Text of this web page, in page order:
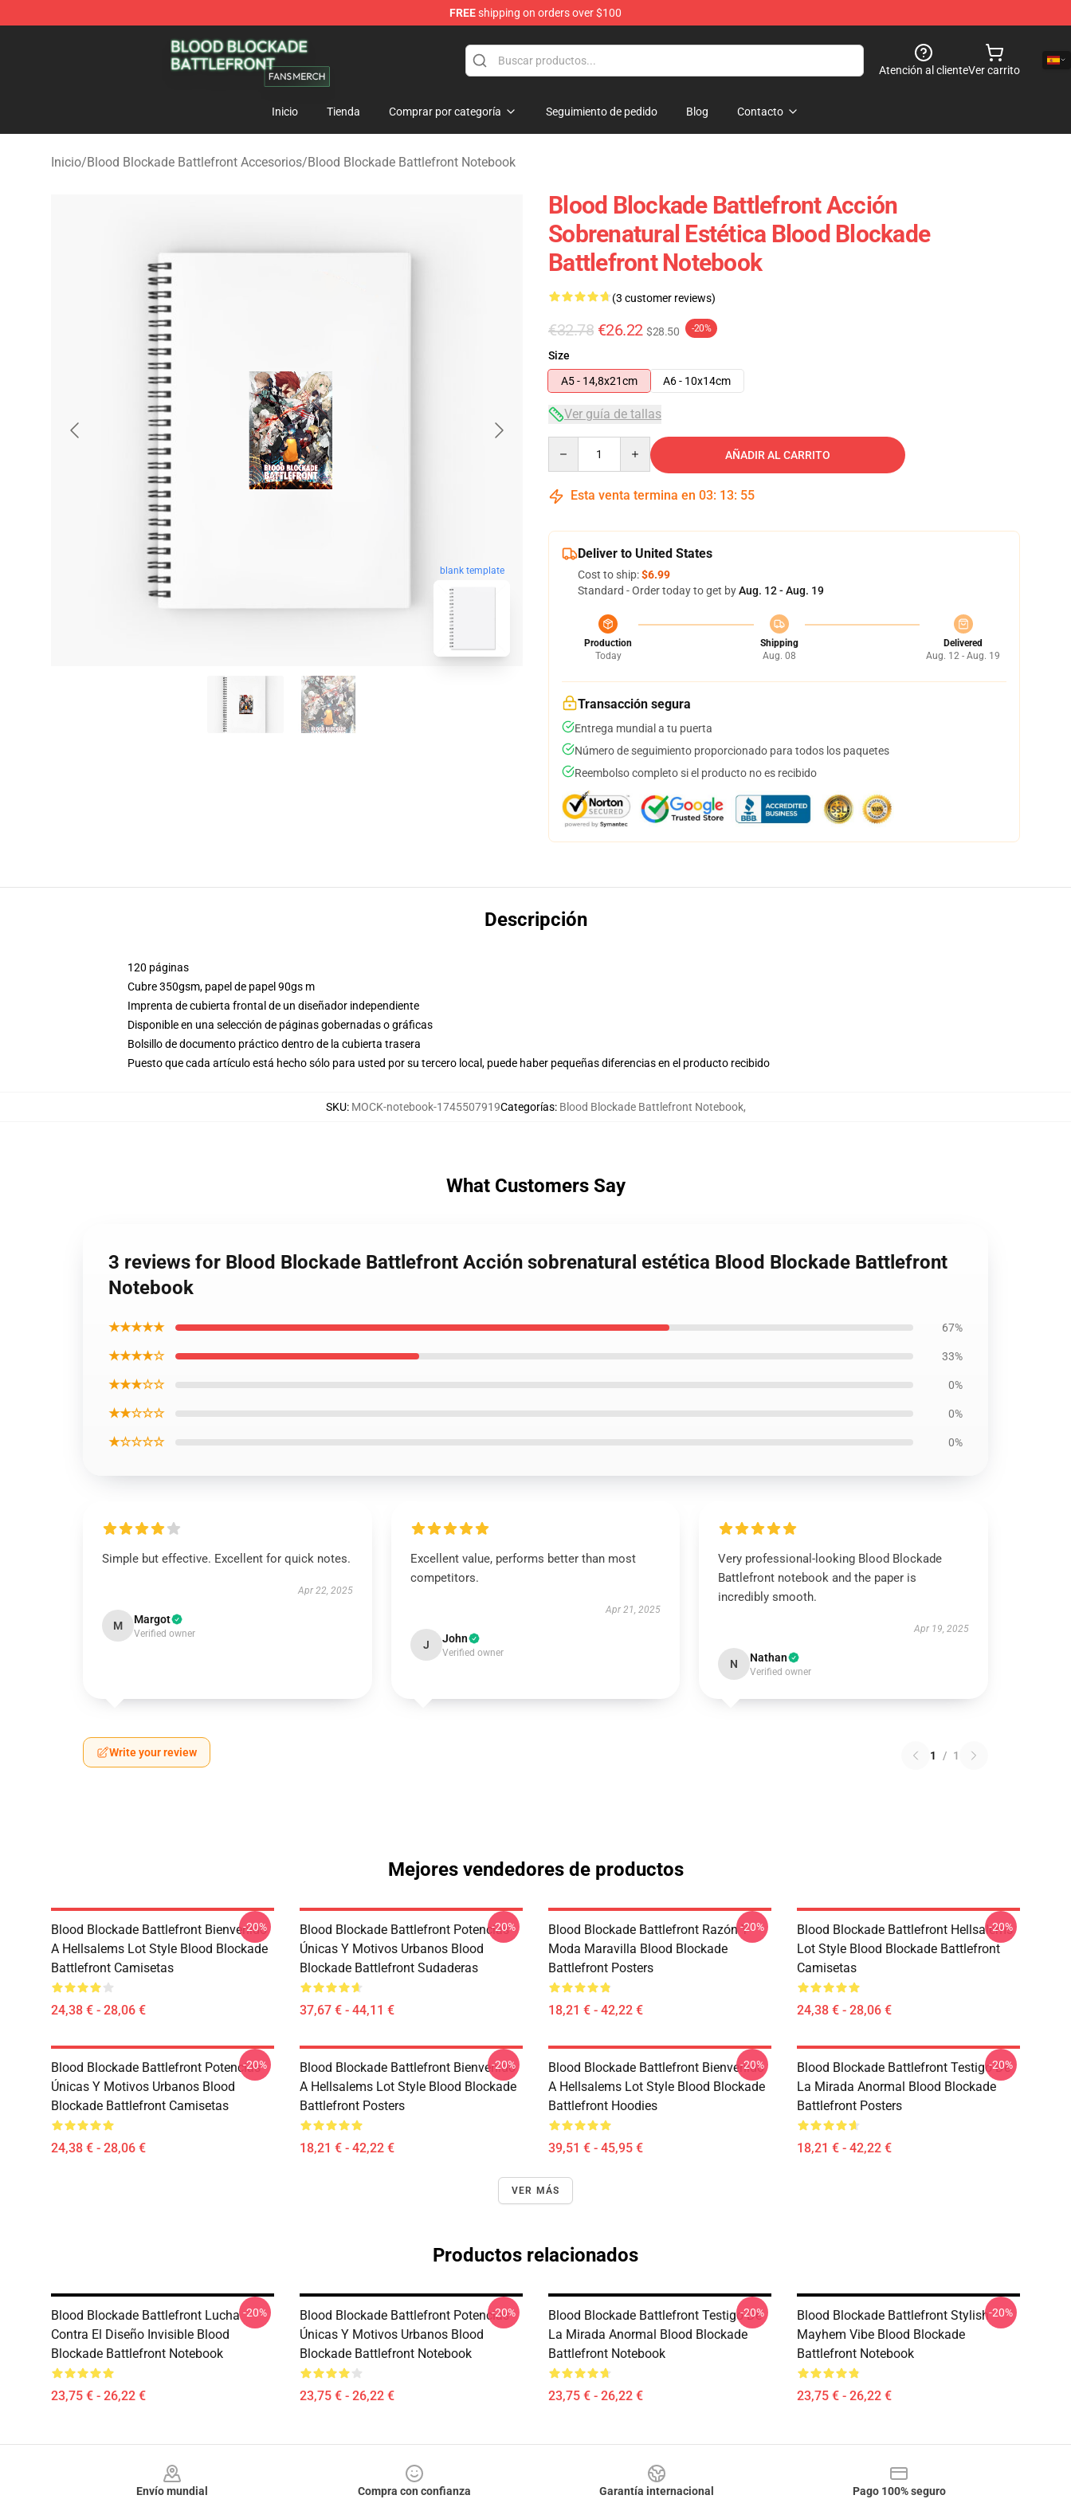
FREEshipping on orders over $100
Blood Blockade Battlefront Shop - Official Blood Blockade Battlefront Merchandise Store
Atención al clienteVer carrito
Inicio Tienda Comprar por categoría Seguimiento de pedido Blog Contacto
Inicio/Blood Blockade Battlefront Accesorios/Blood Blockade Battlefront Notebook
blank template
Blood Blockade Battlefront Acción
Sobrenatural Estética Blood Blockade
Battlefront Notebook
(3 customer reviews)
€32.78 €26.22 $28.50 -20%
Size
A5 - 14,8x21cm
A6 - 10x14cm
Ver guía de tallas
AÑADIR AL CARRITO
Esta venta termina en 03: 13: 54
Deliver to United States
Cost to ship:$6.99
Standard - Order today to get byAug. 12 - Aug. 19
Production
Today
Shipping
Aug. 08
Delivered
Aug. 12 - Aug. 19
Transacción segura
Entrega mundial a tu puerta
Número de seguimiento proporcionado para todos los paquetes
Reembolso completo si el producto no es recibido
Descripción
120 páginas
Cubre 350gsm, papel de papel 90gs m
Imprenta de cubierta frontal de un diseñador independiente
Disponible en una selección de páginas gobernadas o gráficas
Bolsillo de documento práctico dentro de la cubierta trasera
Puesto que cada artículo está hecho sólo para usted por su tercero local, puede haber pequeñas diferencias en el producto recibido
SKU: MOCK-notebook-1745507919Categorías: Blood Blockade Battlefront Notebook,
What Customers Say
3 reviews for Blood Blockade Battlefront Acción sobrenatural estética Blood Blockade Battlefront
Notebook
★★★★★ 67%
★★★★☆ 33%
★★★☆☆ 0%
★★☆☆☆ 0%
★☆☆☆☆ 0%
Simple but effective. Excellent for quick notes.
Apr 22, 2025
M Margot
Verified owner
Excellent value, performs better than most
competitors.
Apr 21, 2025
J John
Verified owner
Very professional-looking Blood Blockade
Battlefront notebook and the paper is
incredibly smooth.
Apr 19, 2025
N Nathan
Verified owner
Write your review 1 / 1
Mejores vendedores de productos
Blood Blockade Battlefront Bienvenido
A Hellsalems Lot Style Blood Blockade
Battlefront Camisetas
24,38 € - 28,06 €
-20%
Blood Blockade Battlefront Potencias
Únicas Y Motivos Urbanos Blood
Blockade Battlefront Sudaderas
37,67 € - 44,11 €
-20%
Blood Blockade Battlefront Razón Y
Moda Maravilla Blood Blockade
Battlefront Posters
18,21 € - 42,22 €
-20%
Blood Blockade Battlefront Hellsalems
Lot Style Blood Blockade Battlefront
Camisetas
24,38 € - 28,06 €
-20%
Blood Blockade Battlefront Potencias
Únicas Y Motivos Urbanos Blood
Blockade Battlefront Camisetas
24,38 € - 28,06 €
-20%
Blood Blockade Battlefront Bienvenido
A Hellsalems Lot Style Blood Blockade
Battlefront Posters
18,21 € - 42,22 €
-20%
Blood Blockade Battlefront Bienvenido
A Hellsalems Lot Style Blood Blockade
Battlefront Hoodies
39,51 € - 45,95 €
-20%
Blood Blockade Battlefront Testigo De
La Mirada Anormal Blood Blockade
Battlefront Posters
18,21 € - 42,22 €
-20%
VER MÁS
Productos relacionados
Blood Blockade Battlefront Lucha
Contra El Diseño Invisible Blood
Blockade Battlefront Notebook
23,75 € - 26,22 €
-20%
Blood Blockade Battlefront Potencias
Únicas Y Motivos Urbanos Blood
Blockade Battlefront Notebook
23,75 € - 26,22 €
-20%
Blood Blockade Battlefront Testigo De
La Mirada Anormal Blood Blockade
Battlefront Notebook
23,75 € - 26,22 €
-20%
Blood Blockade Battlefront Stylish
Mayhem Vibe Blood Blockade
Battlefront Notebook
23,75 € - 26,22 €
-20%
Envío mundial Compra con confianza Garantía internacional Pago 100% seguro